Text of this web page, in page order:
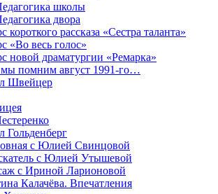
школы
двора
короткого рассказа «Сестра таланта»
«Во весь голос»
новой драматургии «Ремарка»
помним август 1991-го…
Швейцер
Гольденберг
с Юлией Свинцовой
с Юлией Утышевой
с Ириной Ларионовой
Калачёва. Впечатления